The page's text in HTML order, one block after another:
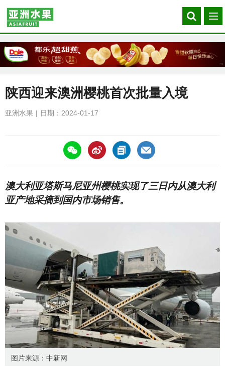
Search
our
菜
单
陕西迎来澳洲樱桃首次批量入境
亚洲水果 日期：2024-01-17
https://asiafruitchina.net/26936.html
澳大利亚塔斯马尼亚州樱桃实现了三日内从澳大利
亚产地采摘到国内市场销售。
图片来源：中新网